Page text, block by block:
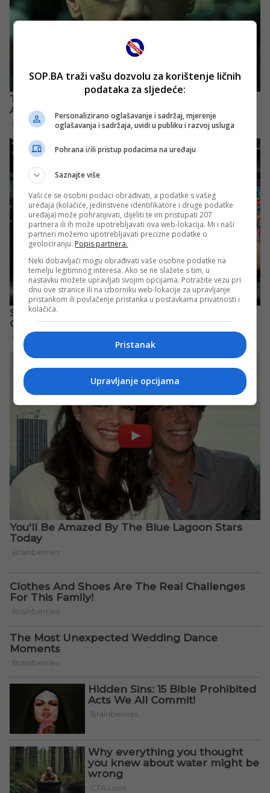
SOP.BA traži vašu dozvolu za korištenje ličnih
podataka za sljedeće:
Personalizirano oglašavanje i sadržaj, mjerenje
oglašavanja i sadržaja, uvidi u publiku i razvoj usluga
Pohrana i/ili pristup podacima na uređaju
Saznajte više
Vaši će se osobni podaci obrađivati, a podatke s vašeg
uređaja (kolačiće, jedinstvene identifikatore i druge podatke
uređaja) može pohranjivati, dijeliti te im pristupati 207
partnera ili ih može upotrebljavati ova web-lokacija. Mi i naši
partneri možemo upotrebljavati precizne podatke o
geolociranju. Popis partnera.
Neki dobavljači mogu obrađivati vaše osobne podatke na
temelju legitimnog interesa. Ako se ne slažete s tim, u
nastavku možete upravljati svojim opcijama. Potražite vezu pri
dnu ove stranice ili na izborniku web-lokacije za upravljanje
pristankom ili povlačenje pristanka u postavkama privatnosti i
kolačića.
Pristanak
Upravljanje opcijama